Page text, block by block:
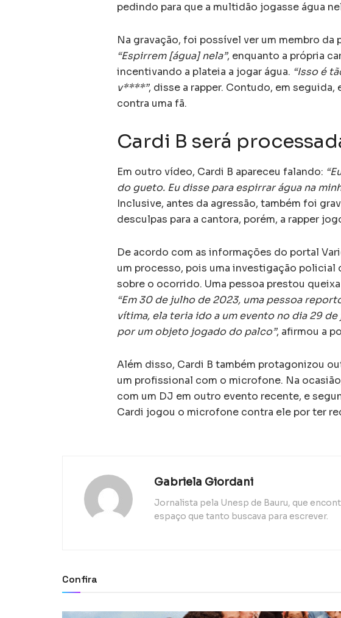
pedindo para que a multidão jogasse água
Na gravação, foi possível ver um membro da
“Espirrem [água] nela”, enquanto a própria
incentivando a plateia a jogar água. “Isso é
v****”, disse a rapper. Contudo, em
contra uma fã.
Cardi B será
Em outro vídeo, Cardi B apareceu falando:
do gueto. Eu disse para espirrar água na
Inclusive, antes da agressão, também foi
desculpas para a cantora, porém, a rapper
De acordo com as informações do portal
um processo, pois uma investigação policial
sobre o ocorrido. Uma pessoa prestou
“Em 30 de julho de 2023, uma pessoa
vítima, ela teria ido a um evento no dia 29
por um objeto jogado do palco”, afirmou a
Além disso, Cardi B também protagonizou
um profissional com o microfone. Na
com um DJ em outro evento recente, e
Cardi jogou o microfone contra ele por ter
Gabriela Giordani
Jornalista pela Unesp de Bauru, que
espaço que tanto buscava para escrever.
Confira